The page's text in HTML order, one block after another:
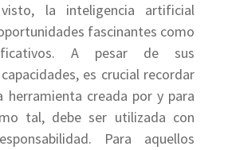
la inteligencia artificial
fascinantes como
A pesar de sus
es crucial recordar
herramienta creada por y para
tal, debe ser utilizada con
Para aquellos